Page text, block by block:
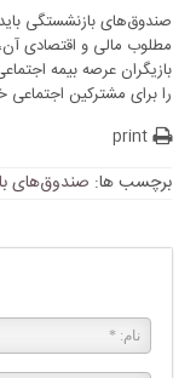
صندوق‌های بازنشستگی
مطلوب مالی و اقتصادی
بازیگران عرصه بیمه
را برای مشترکین اجتماعی
print
برچسب ها: صندوق‌های